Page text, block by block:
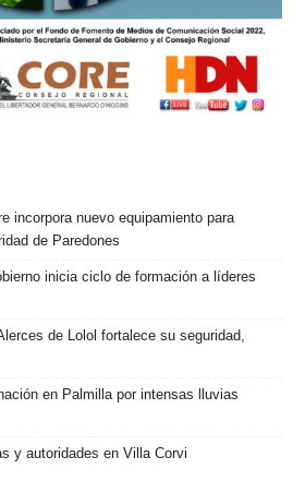
incorpora nuevo equipamiento para
de Paredones
inicia ciclo de formación a líderes
de Lolol fortalece su seguridad,
en Palmilla por intensas lluvias
y autoridades en Villa Corvi